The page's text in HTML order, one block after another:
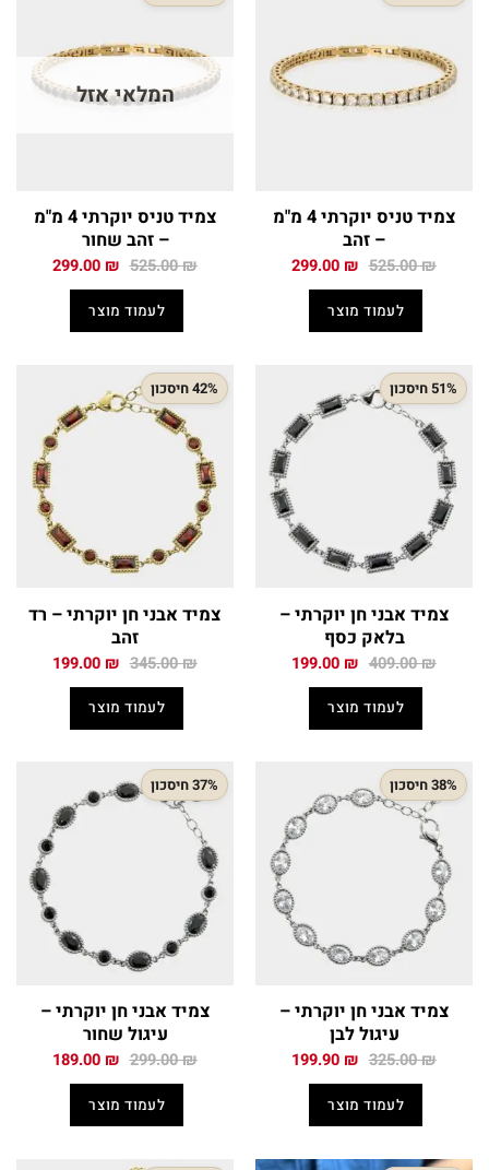
צמיד טניס יוקרתי 4 מ"מ
– זהב
525.00₪ המחיר
525.00 ₪.
299.00 ₪ המחיר
לעמוד מוצר
המלאי אזל
צמיד טניס יוקרתי 4 מ"מ
– זהב שחור
525.00₪ המחיר
525.00 ₪.
299.00 ₪ המחיר
לעמוד מוצר
51% חיסכון
צמיד אבני חן יוקרתי –
בלאק כסף
409.00₪ המחיר
409.00 ₪.
199.00 ₪ המחיר
לעמוד מוצר
42% חיסכון
צמיד אבני חן יוקרתי – רד
זהב
345.00₪ המחיר
345.00 ₪.
199.00 ₪ המחיר
לעמוד מוצר
38% חיסכון
צמיד אבני חן יוקרתי –
עיגול לבן
325.00₪ המחיר
325.00 ₪.
199.90 ₪ המחיר
לעמוד מוצר
37% חיסכון
צמיד אבני חן יוקרתי –
עיגול שחור
299.00₪ המחיר
299.00 ₪.
189.00 ₪ המחיר
לעמוד מוצר